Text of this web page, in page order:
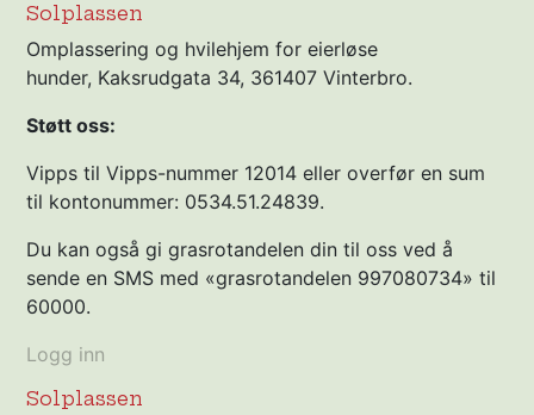
Solplassen
Omplassering og hvilehjem for eierløse
hunder, Kaksrudgata 34, 361407 Vinterbro.
Støtt oss:
Vipps til Vipps-nummer 12014 eller overfør en sum
til kontonummer: 0534.51.24839.
Du kan også gi grasrotandelen din til oss ved å
sende en SMS med «grasrotandelen 997080734» til
60000.
Logg inn
Solplassen